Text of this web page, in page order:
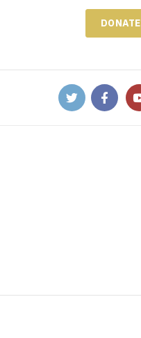
DONATE